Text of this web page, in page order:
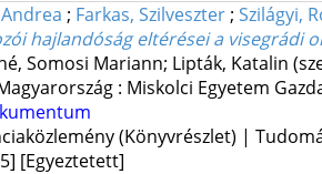
; Farkas, Szilveszter ; Szilágyi,
hajlandóság eltérései a visegrádi
Somosi Mariann; Lipták, Katalin
: Miskolci Egyetem
(Könyvrészlet) |
[Egyeztetett]